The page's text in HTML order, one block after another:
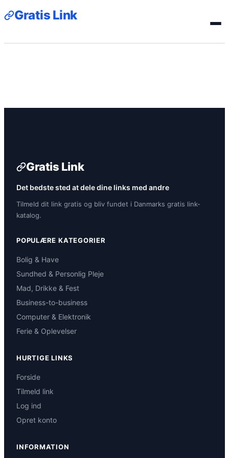
Gratis Link
Gratis Link
Det bedste sted at dele dine links med andre
Tilmeld dit link gratis og bliv fundet i Danmarks gratis link-
katalog.
POPULÆRE KATEGORIER
Bolig & Have
Sundhed & Personlig Pleje
Mad, Drikke & Fest
Business-to-business
Computer & Elektronik
Ferie & Oplevelser
HURTIGE LINKS
Forside
Tilmeld link
Log ind
Opret konto
INFORMATION